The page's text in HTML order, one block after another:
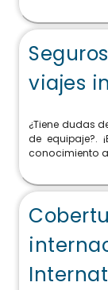
viajes
¿Tiene dudas
de equipaje?.
conocimiento